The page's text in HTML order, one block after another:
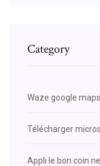
Category
Waze google
Télécharger
Appli le bon coin